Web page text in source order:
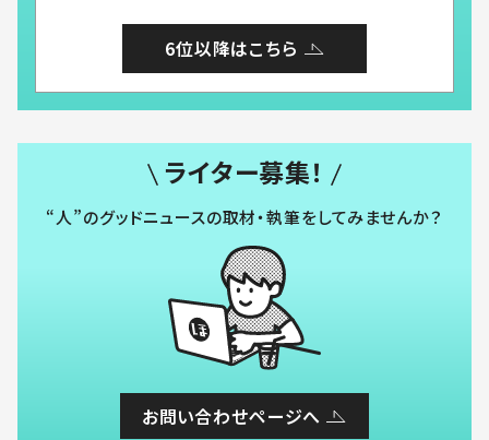
6位以降はこちら
ライター募集！
“人”のグッドニュースの取材・執筆をしてみませんか？
お問い合わせページへ